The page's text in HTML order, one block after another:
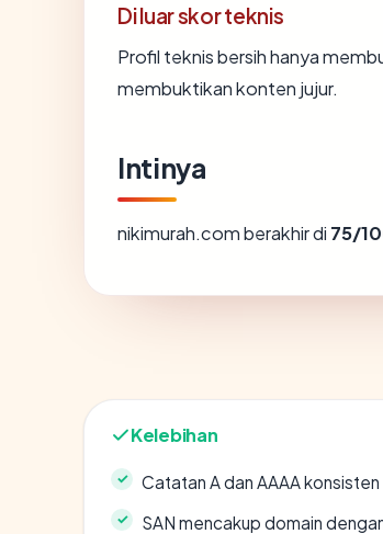
Di luar skor teknis
Profil teknis bersih hanya
membuktikan konten jujur.
Intinya
nikimurah.com berakhir di 75/
Kelebihan
Catatan A dan AAAA konsisten
SAN mencakup domain